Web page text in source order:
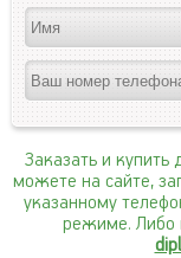
Заказать и
можете на сайте,
указанному
режиме. Либо